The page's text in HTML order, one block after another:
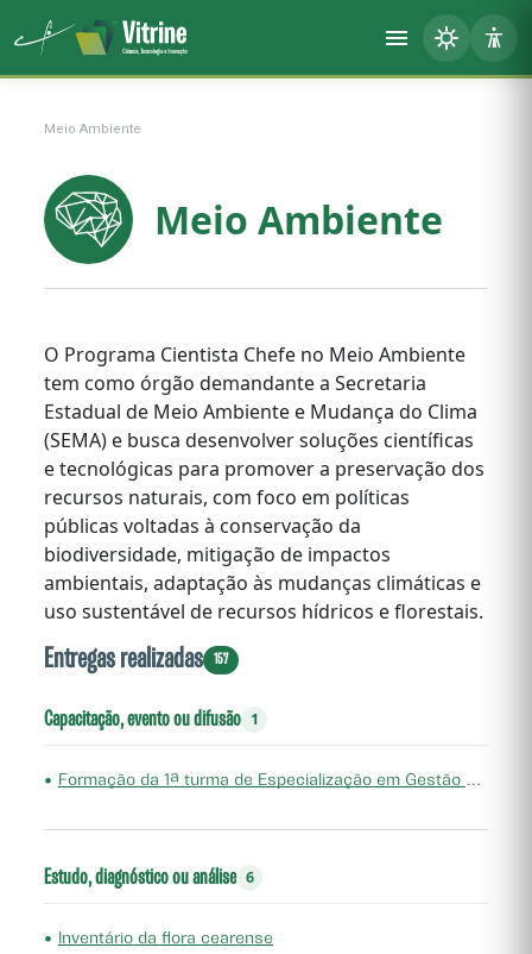
Meio Ambiente
Meio Ambiente
O Programa Cientista Chefe no Meio Ambiente
tem como órgão demandante a Secretaria
Estadual de Meio Ambiente e Mudança do Clima
(SEMA) e busca desenvolver soluções científicas
e tecnológicas para promover a preservação dos
recursos naturais, com foco em políticas
públicas voltadas à conservação da
biodiversidade, mitigação de impactos
ambientais, adaptação às mudanças climáticas e
uso sustentável de recursos hídricos e florestais.
Entregas realizadas 157
Capacitação, evento ou difusão 1
• Formação da 1ª turma de Especialização em Gestão Ambiental Pública
Estudo, diagnóstico ou análise 6
• Inventário da flora cearense